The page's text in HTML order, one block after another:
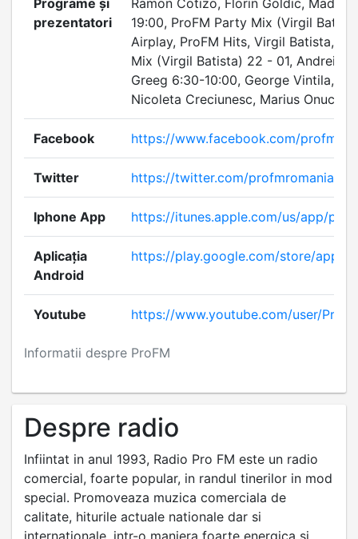
Informatii despre ProFM
Programe și
prezentatori
Ramon Cotizo, Florin Goldic,
19:00, ProFM Party Mix (Virgil
Airplay, ProFM Hits, Virgil Batista,
Mix (Virgil Batista) 22 - 01, Andrei
Greeg 6:30-10:00, George Vintila,
Nicoleta Creciunesc, Marius Onuc.
Facebook https://www.facebook.com/profm.ro
Twitter https://twitter.com/profmromania
Iphone App https://itunes.apple.com/us/app/
Aplicația
Android
https://play.google.com/store/apps/
Youtube https://www.youtube.com/user/
Despre radio
Infiintat in anul 1993, Radio Pro FM este un radio
comercial, foarte popular, in randul tinerilor in mod
special. Promoveaza muzica comerciala de
calitate, hiturile actuale nationale dar si
internationale, intr-o maniera foarte energica si